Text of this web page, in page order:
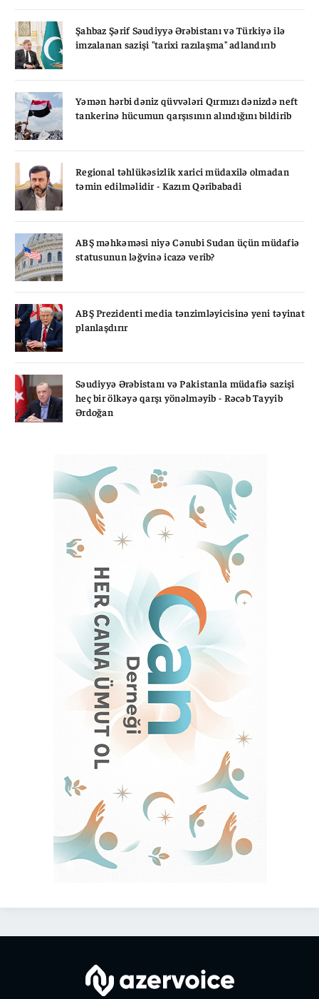
Şahbaz Şərif Səudiyyə Ərəbistanı və Türkiyə ilə
imzalanan sazişi "tarixi razılaşma" adlandırıb
Yəmən hərbi dəniz qüvvələri Qırmızı dənizdə neft
tankerinə hücumun qarşısının alındığını bildirib
Regional təhlükəsizlik xarici müdaxilə olmadan
təmin edilməlidir - Kazım Qəribabadi
ABŞ məhkəməsi niyə Cənubi Sudan üçün müdafiə
statusunun ləğvinə icazə verib?
ABŞ Prezidenti media tənzimləyicisinə yeni təyinat
planlaşdırır
Səudiyyə Ərəbistanı və Pakistanla müdafiə sazişi
heç bir ölkəyə qarşı yönəlməyib - Rəcəb Tayyib
Ərdoğan